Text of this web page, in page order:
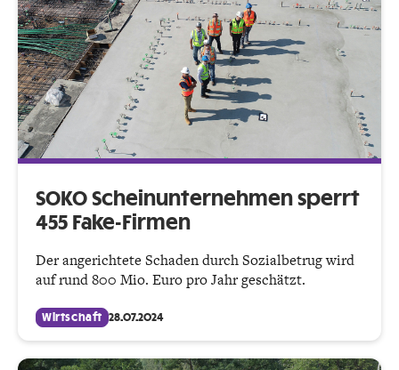
SOKO Scheinunternehmen sperrt
455 Fake-Firmen
Der angerichtete Schaden durch Sozialbetrug wird
auf rund 800 Mio. Euro pro Jahr geschätzt.
Wirtschaft 28.07.2024